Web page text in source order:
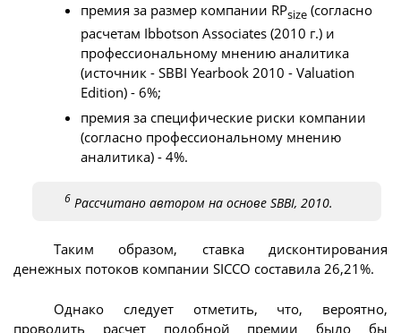
премия за размер компании RPsize (согласно
расчетам Ibbotson Associates (2010 г.) и
профессиональному мнению аналитика
(источник - SBBI Yearbook 2010 - Valuation
Edition) - 6%;
премия за специфические риски компании
(согласно профессиональному мнению
аналитика) - 4%.
6 Рассчитано автором на основе SBBI, 2010.
Таким образом, ставка дисконтирования
денежных потоков компании SICCO составила 26,21%.
Однако следует отметить, что, вероятно,
проводить расчет подобной премии было бы